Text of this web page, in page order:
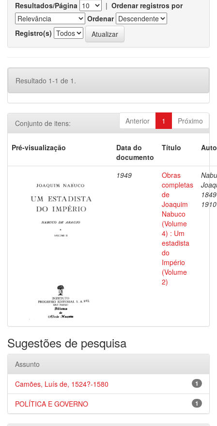
Resultados/Página | Ordenar registros por
Ordenar
Registro(s)
Resultado 1-1 de 1.
Anterior 1 Próximo
Conjunto de itens:
Pré-visualização
Data do
documento
Título
1949
Obras
completas
de
Joaquim
Nabuco
(Volume
4) : Um
estadista
do
Império
(Volume
2)
1910
Sugestões de pesquisa
Assunto
1
Camões, Luís de, 1524?-1580
1
POLÍTICA E GOVERNO